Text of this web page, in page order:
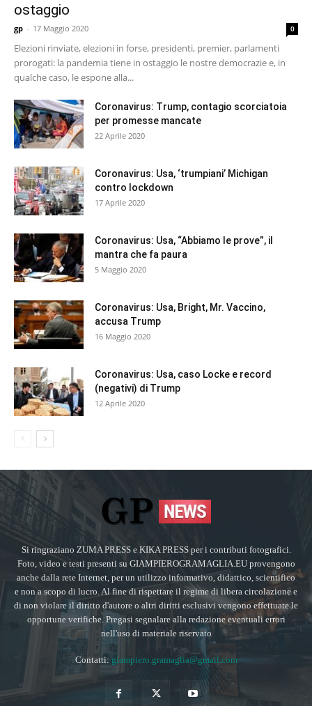
ostaggio
gp - 17 Maggio 2020 0
Elezioni rinviate, elezioni in forse, presidenti, premier, parlamenti
prorogati: la pandemia tiene in ostaggio le nostre democrazie e, in
qualche caso, le espone alla...
Coronavirus: Trump, contagio scorciatoia
per promesse mancate
22 Aprile 2020
Coronavirus: Usa, ‘trumpiani’ Michigan
contro lockdown
17 Aprile 2020
Coronavirus: Usa, “Abbiamo le prove”, il
mantra che fa paura
5 Maggio 2020
Coronavirus: Usa, Bright, Mr. Vaccino,
accusa Trump
16 Maggio 2020
Coronavirus: Usa, caso Locke e record
(negativi) di Trump
12 Aprile 2020
Si ringraziano ZUMA PRESS e KIKA PRESS per i contributi fotografici.
Foto, video e testi presenti su GIAMPIEROGRAMAGLIA.EU provengono
anche dalla rete Internet, per un utilizzo informativo, didattico, scientifico
e non a scopo di lucro. Al fine di rispettare il regime di libera circolazione e
di non violare il diritto d'autore o altri diritti esclusivi vengono effettuate le
opportune verifiche. Pregasi segnalare alla redazione eventuali errori
nell'uso di materiale riservato
Contatti: giampiero.gramaglia@gmail.com